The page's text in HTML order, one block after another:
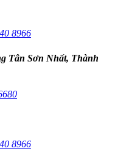
8966
Tân Sơn Nhất, Thành
8966